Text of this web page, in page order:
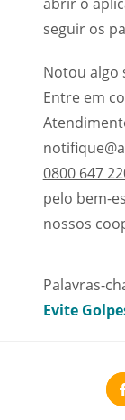
seguir os
Notou algo
Entre em
0800 647
pelo bem-
nossos
Palavras-
Evite